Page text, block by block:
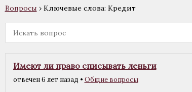
Вопросы › Ключевые слова: Кредит
Имеют ли право списывать леньги
отвечен 6 лет назад • Общие вопросы